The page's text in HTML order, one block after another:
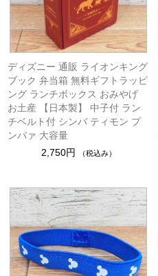
ディズニー 通販 ライオンキング
ブック 弁当箱 無料ギフトラッピ
ング ランチボックス おみやげ
お土産 【日本製】 中子付 ラン
チベルト付 シンバ ティモン プ
ンバァ 大容量
2,750円
（税込み）